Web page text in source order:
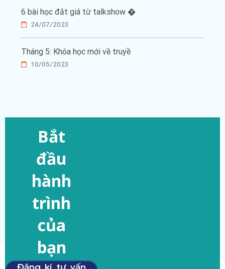
6 bài học đắt giá từ talkshow �
24/07/2023
Tháng 5: Khóa học mới về truyề
10/05/2023
Bắt
đầu
hành
trình
của
bạn
Đăng kí tư vấn